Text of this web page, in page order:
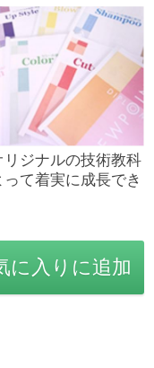
リジナルの技術教科
って着実に成長でき
に入りに追加